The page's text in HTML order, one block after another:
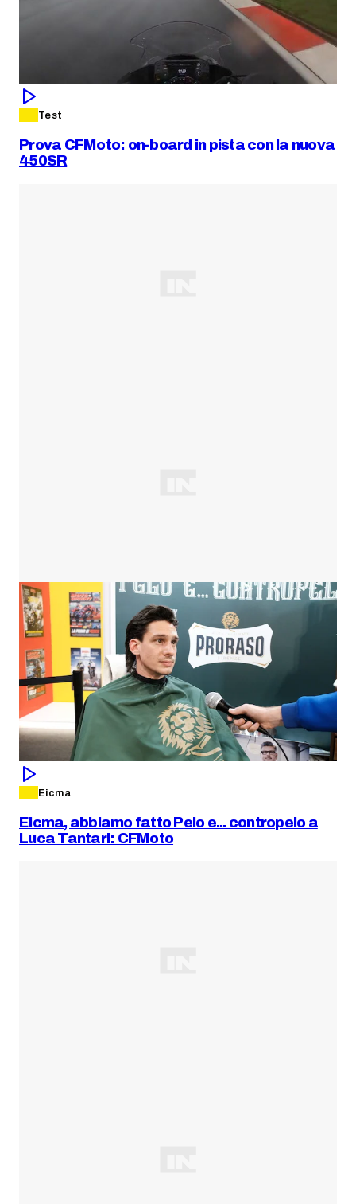
Test
Prova CFMoto: on-board in pista con la nuova
450SR
Eicma
Eicma, abbiamo fatto Pelo e... contropelo a
Luca Tantari: CFMoto